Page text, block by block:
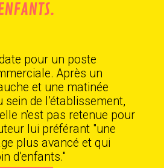
pour un poste
Après un
et une matinée
sein de l’établissement,
n'est pas retenue pour
lui préférant "une
plus avancé et qui
d’enfants."